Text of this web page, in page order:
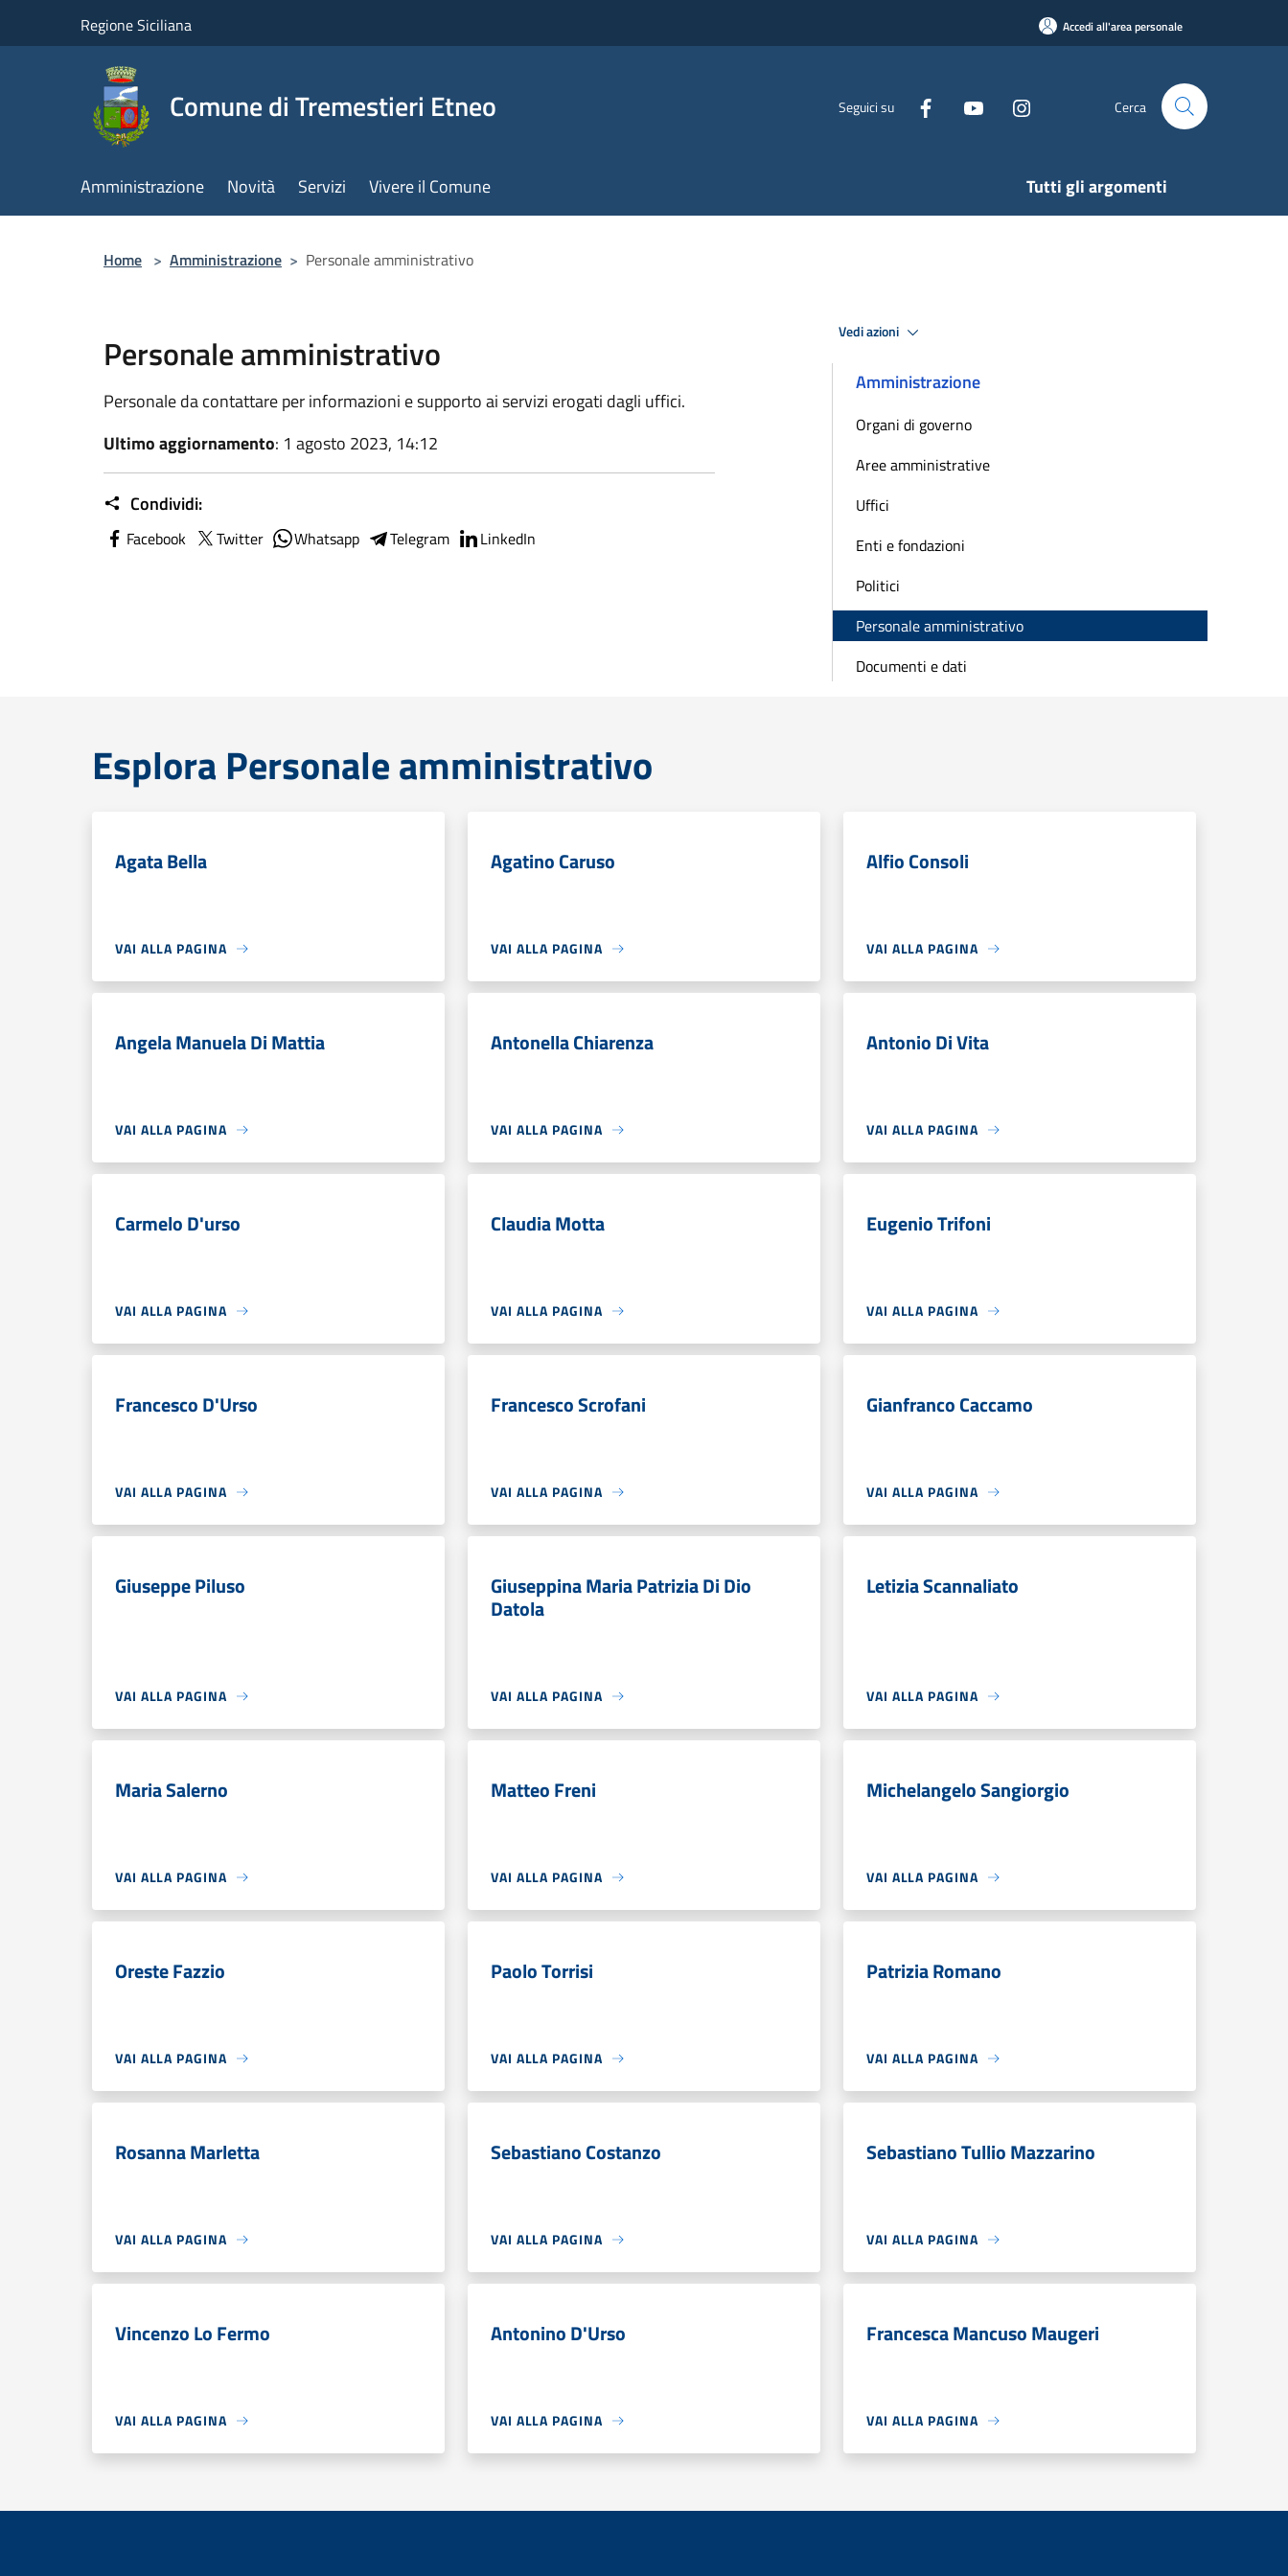
Regione Siciliana Accedi all'area personale
Comune di Tremestieri Etneo Seguici su Cerca
Amministrazione Novità Servizi Vivere il Comune Tutti gli argomenti
Home > Amministrazione > Personale amministrativo
Personale amministrativo
Personale da contattare per informazioni e supporto ai servizi erogati dagli uffici.
Ultimo aggiornamento: 1 agosto 2023, 14:12
Condividi:
Facebook Twitter Whatsapp Telegram LinkedIn
Vedi azioni
Amministrazione
Organi di governo
Aree amministrative
Uffici
Enti e fondazioni
Politici
Personale amministrativo
Documenti e dati
Esplora Personale amministrativo
Agata Bella
VAI ALLA PAGINA
Agatino Caruso
VAI ALLA PAGINA
Alfio Consoli
VAI ALLA PAGINA
Angela Manuela Di Mattia
VAI ALLA PAGINA
Antonella Chiarenza
VAI ALLA PAGINA
Antonio Di Vita
VAI ALLA PAGINA
Carmelo D'urso
VAI ALLA PAGINA
Claudia Motta
VAI ALLA PAGINA
Eugenio Trifoni
VAI ALLA PAGINA
Francesco D'Urso
VAI ALLA PAGINA
Francesco Scrofani
VAI ALLA PAGINA
Gianfranco Caccamo
VAI ALLA PAGINA
Giuseppe Piluso
VAI ALLA PAGINA
Giuseppina Maria Patrizia Di Dio
Datola
VAI ALLA PAGINA
Letizia Scannaliato
VAI ALLA PAGINA
Maria Salerno
VAI ALLA PAGINA
Matteo Freni
VAI ALLA PAGINA
Michelangelo Sangiorgio
VAI ALLA PAGINA
Oreste Fazzio
VAI ALLA PAGINA
Paolo Torrisi
VAI ALLA PAGINA
Patrizia Romano
VAI ALLA PAGINA
Rosanna Marletta
VAI ALLA PAGINA
Sebastiano Costanzo
VAI ALLA PAGINA
Sebastiano Tullio Mazzarino
VAI ALLA PAGINA
Vincenzo Lo Fermo
VAI ALLA PAGINA
Antonino D'Urso
VAI ALLA PAGINA
Francesca Mancuso Maugeri
VAI ALLA PAGINA